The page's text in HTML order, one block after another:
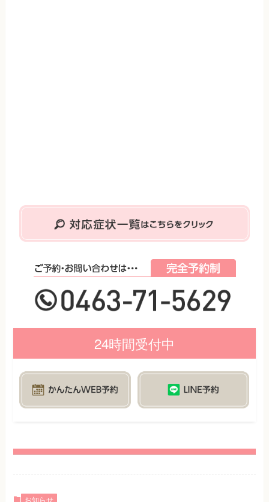
24時間受付中
お知らせ